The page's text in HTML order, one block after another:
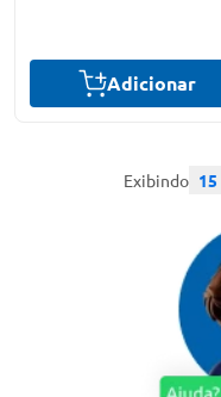
Adicionar
Exibindo 15